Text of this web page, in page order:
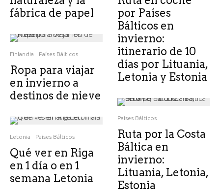
fábrica de papel
Finlandia Países Bálticos
Ropa para viajar
en invierno a
destinos de nieve
Letonia Países Bálticos
Qué ver en Riga
en 1 día o en 1
semana Letonia
por Países
Bálticos en
invierno:
itinerario de 10
días por Lituania,
Letonia y Estonia
Países Bálticos
Ruta por la Costa
Báltica en
invierno:
Lituania, Letonia,
Estonia